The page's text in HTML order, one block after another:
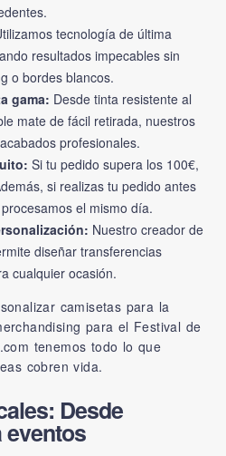
tecnología de última
resultados impecables sin
o bordes blancos.
gama: Desde tinta resistente al
mate de fácil retirada, nuestros
profesionales.
Si tu pedido supera los 100€,
si realizas tu pedido antes
el mismo día.
Nuestro creador de
diseñar transferencias
cualquier ocasión.
camisetas para la
para el Festival de
tenemos todo lo que
cobren vida.
Desde